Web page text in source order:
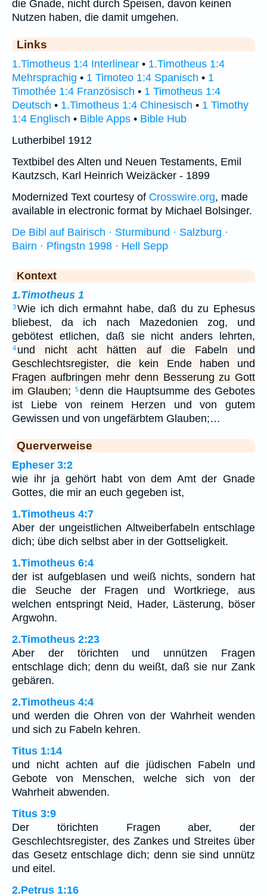
die Gnade, nicht durch Speisen, davon keinen
Nutzen haben, die damit umgehen.
Links
1.Timotheus 1:4 Interlinear • 1.Timotheus 1:4
Mehrsprachig • 1 Timoteo 1:4 Spanisch • 1
Timothée 1:4 Französisch • 1 Timotheus 1:4
Deutsch • 1.Timotheus 1:4 Chinesisch • 1 Timothy
1:4 Englisch • Bible Apps • Bible Hub
Lutherbibel 1912
Textbibel des Alten und Neuen Testaments, Emil
Kautzsch, Karl Heinrich Weizäcker - 1899
Modernized Text courtesy of Crosswire.org, made
available in electronic format by Michael Bolsinger.
De Bibl auf Bairisch · Sturmibund · Salzburg ·
Bairn · Pfingstn 1998 · Hell Sepp
Kontext
1.Timotheus 1
3Wie ich dich ermahnt habe, daß du zu Ephesus
bliebest, da ich nach Mazedonien zog, und
gebötest etlichen, daß sie nicht anders lehrten,
4 und nicht acht hätten auf die Fabeln und
Geschlechtsregister, die kein Ende haben und
Fragen aufbringen mehr denn Besserung zu Gott
im Glauben;
5denn die Hauptsumme des Gebotes
ist Liebe von reinem Herzen und von gutem
Gewissen und von ungefärbtem Glauben;…
Querverweise
Epheser 3:2
wie ihr ja gehört habt von dem Amt der Gnade
Gottes, die mir an euch gegeben ist,
1.Timotheus 4:7
Aber der ungeistlichen Altweiberfabeln entschlage
dich; übe dich selbst aber in der Gottseligkeit.
1.Timotheus 6:4
der ist aufgeblasen und weiß nichts, sondern hat
die Seuche der Fragen und Wortkriege, aus
welchen entspringt Neid, Hader, Lästerung, böser
Argwohn.
2.Timotheus 2:23
Aber der törichten und unnützen Fragen
entschlage dich; denn du weißt, daß sie nur Zank
gebären.
2.Timotheus 4:4
und werden die Ohren von der Wahrheit wenden
und sich zu Fabeln kehren.
Titus 1:14
und nicht achten auf die jüdischen Fabeln und
Gebote von Menschen, welche sich von der
Wahrheit abwenden.
Titus 3:9
Der törichten Fragen aber, der
Geschlechtsregister, des Zankes und Streites über
das Gesetz entschlage dich; denn sie sind unnütz
und eitel.
2.Petrus 1:16